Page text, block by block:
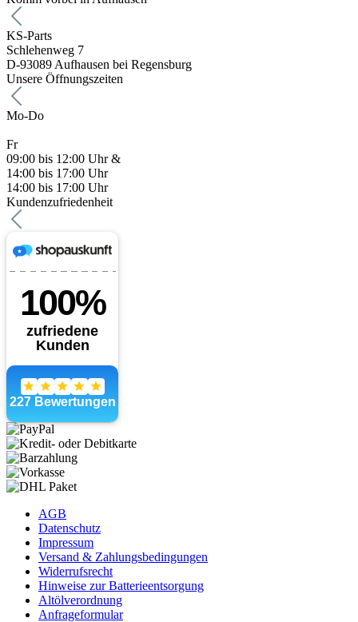
KS-Parts
Schlehenweg 7
D-93089 Aufhausen bei Regensburg
Unsere Öffnungszeiten
Mo-Do
Fr
09:00 bis 12:00 Uhr &
14:00 bis 17:00 Uhr
14:00 bis 17:00 Uhr
Kundenzufriedenheit
AGB
Datenschutz
Impressum
Versand & Zahlungsbedingungen
Widerrufsrecht
Hinweise zur Batterieentsorgung
Altölverordnung
Anfrageformular